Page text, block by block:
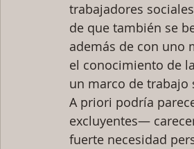
trabajadores
de que también se
además de con uno
el conocimiento de
un marco de
A priori podría
excluyentes—
fuerte necesidad